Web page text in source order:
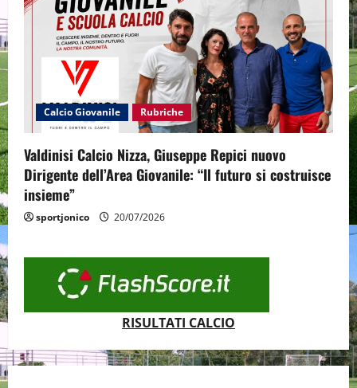
Calcio Giovanile Rubriche
Valdinisi Calcio Nizza, Giuseppe Repici nuovo
Dirigente dell’Area Giovanile: “Il futuro si costruisce
insieme”
sportjonico 20/07/2026
RISULTATI CALCIO